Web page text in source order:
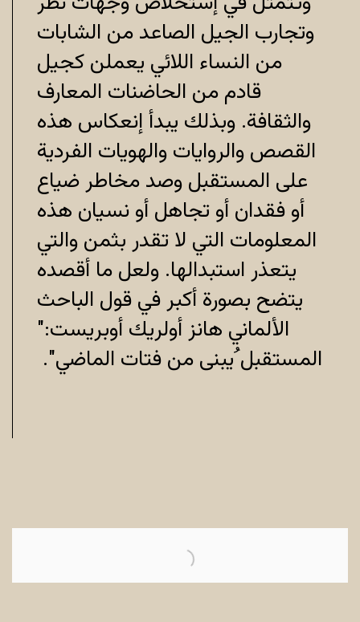
وتجارب الجيل الصاعد من الشابات
من النساء اللائي يعملن كجيل
قادم من الحاضنات المعارف
والثقافة. وبذلك يبدأ إنعكاس هذه
القصص والروايات والهويات الفردية
على المستقبل وصد مخاطر ضياع
أو فقدان أو تجاهل أو نسيان هذه
المعلومات التي لا تقدر بثمن والتي
يتعذر استبدالها. ولعل ما أقصده
يتضح بصورة أكبر في قول الباحث
الألماني هانز أولريك أوبريست:"
المستقبل ُيبنى من فتات الماضي".